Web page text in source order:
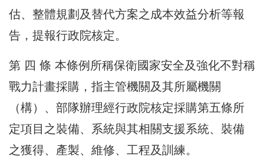
估、整體規劃及替代方案之成本效益分析等報
告，提報行政院核定。
第 四 條 本條例所稱保衛國家安全及強化不對稱
戰力計畫採購，指主管機關及其所屬機關
（構）、部隊辦理經行政院核定採購第五條所
定項目之裝備、系統與其相關支援系統、裝備
之獲得、產製、維修、工程及訓練。